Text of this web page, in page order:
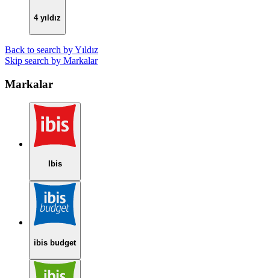
4 yıldız
Back to search by Yıldız
Skip search by Markalar
Markalar
Ibis
ibis budget